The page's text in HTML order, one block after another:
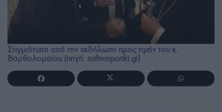
Στιγμιότυπο από την εκδήλωση προς τιμήν του κ.
Βαρθολομαίου (πηγή: naftemporiki.gr)